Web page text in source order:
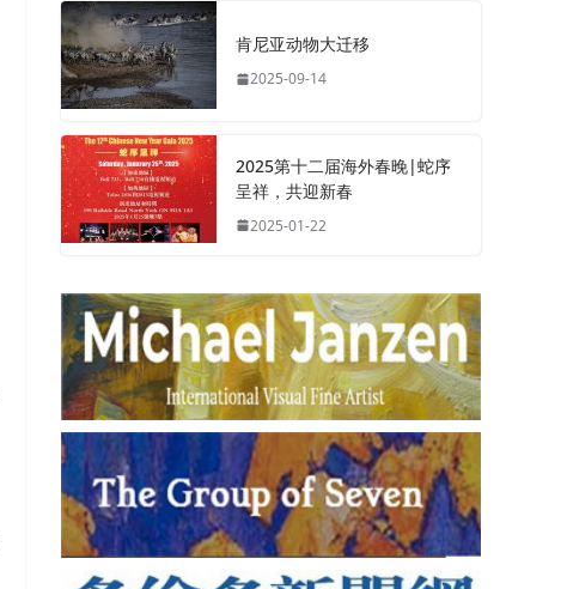
肯尼亚动物大迁移
2025-09-14
2025第十二届海外春晚|蛇序
呈祥，共迎新春
2025-01-22